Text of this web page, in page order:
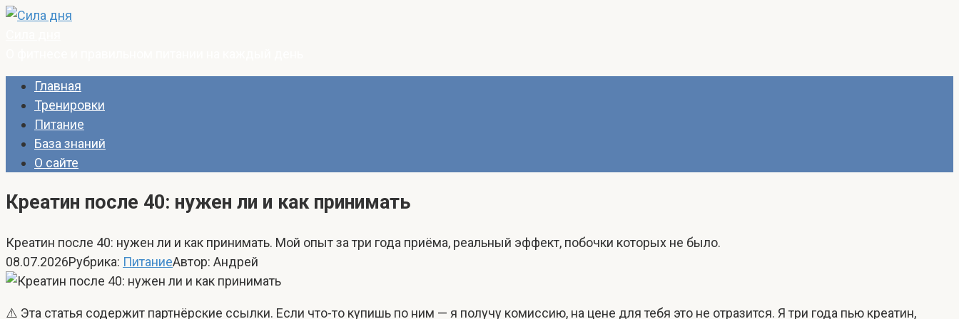
Перейти
Главная
Тренировки
Питание
База знаний
О сайте
Креатин после 40: нужен ли и как принимать
Креатин после 40: нужен ли и как принимать. Мой опыт за три года приёма, реальный эффект, побочки которых не было.
08.07.2026Рубрика: ПитаниеАвтор: Андрей
⚠️ Эта статья содержит партнёрские ссылки. Если что-то купишь по ним — я получу комиссию, на цене для тебя это не отразится. Я три года пью креатин,